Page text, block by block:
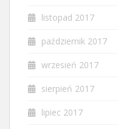
listopad 2017
październik 2017
wrzesień 2017
sierpień 2017
lipiec 2017